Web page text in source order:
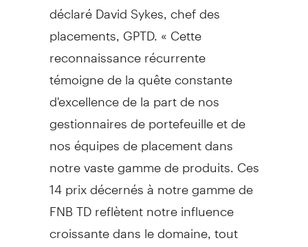
déclaré David Sykes, chef des
placements, GPTD. « Cette
reconnaissance récurrente
témoigne de la quête constante
d'excellence de la part de nos
gestionnaires de portefeuille et de
nos équipes de placement dans
notre vaste gamme de produits. Ces
14 prix décernés à notre gamme de
FNB TD reflètent notre influence
croissante dans le domaine, tout